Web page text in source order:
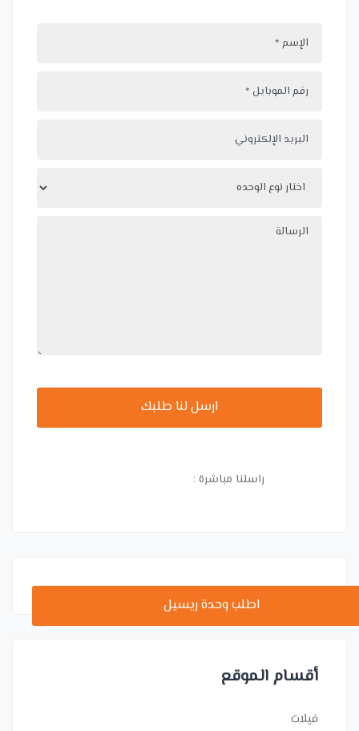
ارسل لنا طلبك
راسلنا مباشرة :
اطلب وحدة ريسيل
أقسام الموقع
فيلات